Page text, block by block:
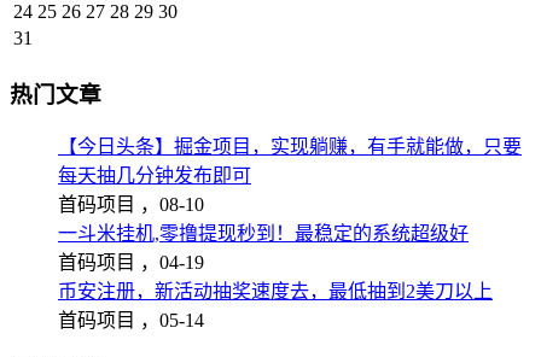
24 25 26 27 28 29 30
31
热门文章
【今日头条】掘金项目，实现躺赚，有手就能做，只要
每天抽几分钟发布即可
首码项目 ， 08-10
一斗米挂机,零撸提现秒到！最稳定的系统超级好
首码项目 ， 04-19
币安注册，新活动抽奖速度去，最低抽到2美刀以上
首码项目 ， 05-14